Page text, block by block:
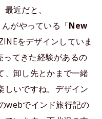
近だと、
んがやっている「New
をデザインしていま
てきた経験があるの
、卸し先とかまで一緒
しいですね。デザイン
webでインド旅行記の